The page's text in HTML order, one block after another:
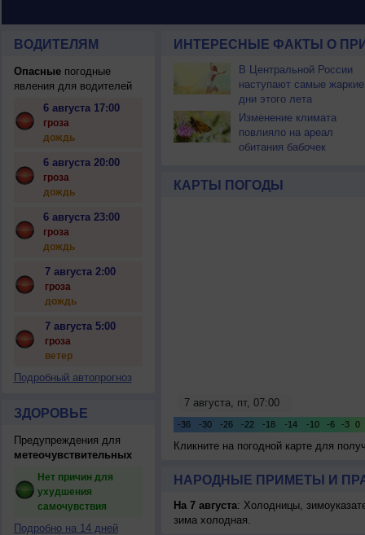
ВОДИТЕЛЯМ
Опасныепогодные
явления для водителей
6 августа 17:00
гроза
дождь
6 августа 20:00
гроза
дождь
6 августа 23:00
гроза
дождь
7 августа 2:00
гроза
дождь
7 августа 5:00
гроза
ветер
Подробный автопрогноз
ЗДОРОВЬЕ
Предупреждения для
метеочувствительных
Нет причин для
ухудшения
самочувствия
Подробно на 14 дней
ИНТЕРЕСНЫЕ ФАКТЫ О
В Центральной России
наступают самые жаркие
дни этого лета
Изменение климата
повлияло на ареал
обитания бабочек
КАРТЫ ПОГОДЫ
Кликните на погодной карте для
НАРОДНЫЕ ПРИМЕТЫ И
На 7 августа: Холодницы,
зима холодная.